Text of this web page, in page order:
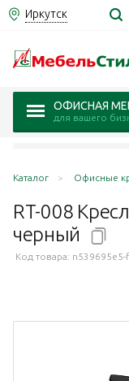
Иркутск
ОФИСНАЯ
для вашего
Каталог Офисные
RT-008
черный
Код товара: